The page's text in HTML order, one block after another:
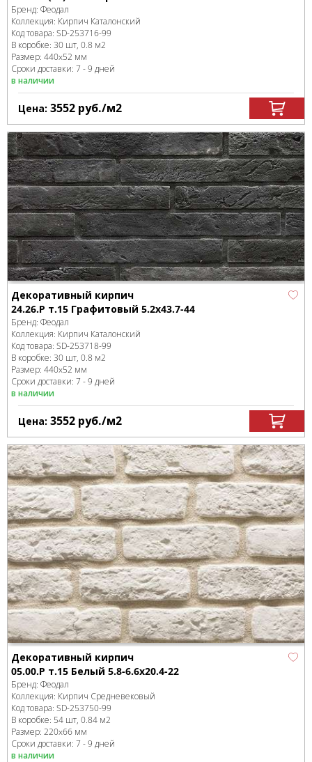
Бренд: Феодал
Коллекция: Кирпич Каталонский
Код товара: SD-253716-99
В коробке: 30 шт, 0.8 м2
Размер: 440x52 мм
Сроки доставки: 7 - 9 дней
в наличии
Цена: 3552 руб./м2
Декоративный кирпич
24.26.Р т.15 Графитовый 5.2x43.7-44
Бренд: Феодал
Коллекция: Кирпич Каталонский
Код товара: SD-253718-99
В коробке: 30 шт, 0.8 м2
Размер: 440x52 мм
Сроки доставки: 7 - 9 дней
в наличии
Цена: 3552 руб./м2
Декоративный кирпич
05.00.Р т.15 Белый 5.8-6.6x20.4-22
Бренд: Феодал
Коллекция: Кирпич Средневековый
Код товара: SD-253750-99
В коробке: 54 шт, 0.84 м2
Размер: 220x66 мм
Сроки доставки: 7 - 9 дней
в наличии